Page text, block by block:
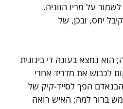
על מריו הזוניה.
יחס, ובכן, של
נמצא בעונה די בינונית
לכבוש את מדריד אחרי
הפך לסייד-קיק של
ברור למה; האיש רואה